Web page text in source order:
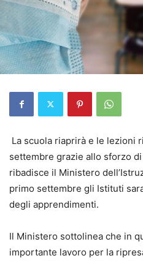
La scuola riaprirà e le lezioni
settembre grazie allo sforzo
ribadisce il Ministero
primo settembre gli Istituti
degli apprendimenti.
Il Ministero sottolinea che in
importante lavoro per la